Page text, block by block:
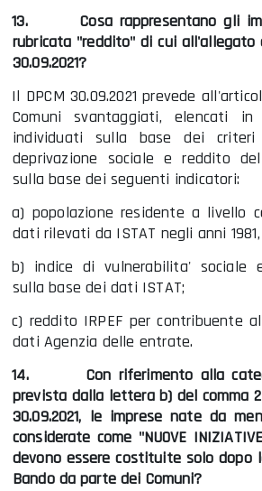
13.
Cosa rappresentano gli
rubricata "reddito" di cui all'allegato
30.09.2021?
Il DPCM 30.09.2021 prevede
Comuni svantaggiati, elencati
individuati sulla base dei criteri
deprivazione sociale e reddito
sulla base dei seguenti indicatori:
a) popolazione residente a livello
dati rilevati da ISTAT negli anni 1981,
b) indice di vulnerabilita' sociale
sulla base dei dati ISTAT;
c) reddito IRPEF per contribuente
dati Agenzia delle entrate.
14.
Con riferimento alla
prevista dalla lettera b) del comma
30.09.2021, le imprese nate da
considerate come "NUOVE
devono essere costituite solo dopo
Bando da parte dei Comuni?